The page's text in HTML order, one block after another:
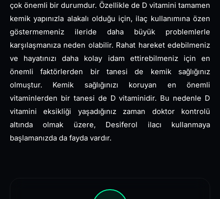
çok önemli bir durumdur. Özellikle de D vitamini tamamen
kemik yapınızla alakalı olduğu için, ilaç kullanımına özen
göstermemeniz ileride daha büyük problemlerle
karşılaşmanıza neden olabilir. Rahat hareket edebilmeniz
ve hayatınızı daha kolay idam ettirebilmeniz için en
önemli faktörlerden bir tanesi de kemik sağlığınız
olmuştur. Kemik sağlığınızı koruyan en önemli
vitaminlerden bir tanesi de D vitaminidir. Bu nedenle D
vitamini eksikliği yaşadığınız zaman doktor kontrolü
altında olmak üzere, Desiferol ilacı kullanmaya
başlamanızda da fayda vardır.